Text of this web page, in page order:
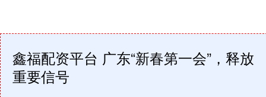
鑫福配资平台 广东“新春第一会”，释放
重要信号